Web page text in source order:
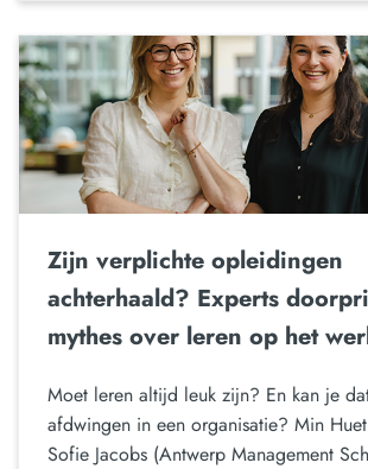
Zijn verplichte opleidingen
achterhaald? Experts
mythes over leren op het
Moet leren altijd leuk zijn? En kan je
afdwingen in een organisatie? Min
Sofie Jacobs (Antwerp Management